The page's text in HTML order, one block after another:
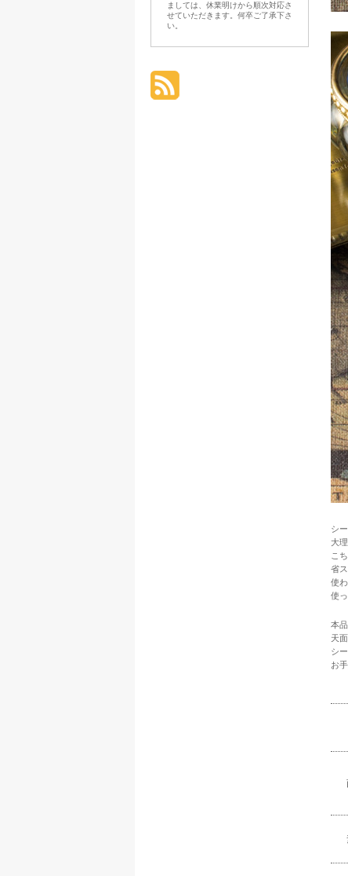
シ
大
こ
省
使
使
本
天
シ
お
ましては、休業明けから順次対応さ
せていただきます。何卒ご了承下さ
い。